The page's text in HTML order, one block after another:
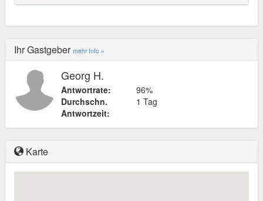
Ihr Gastgeber mehr Info »
Georg H.
Antwortrate:
96%
Durchschn.
Antwortzeit:
1 Tag
Karte